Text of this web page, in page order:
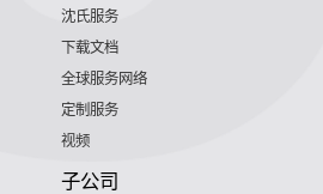
沈氏服务
下载文档
全球服务网络
定制服务
视频
子公司